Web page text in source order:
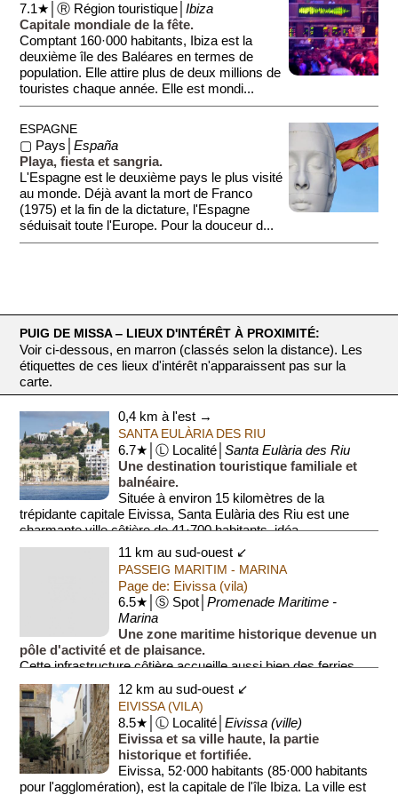
7.1★│Ⓡ Région touristique│Ibiza
Capitale mondiale de la fête.
Comptant 160·000 habitants, Ibiza est la
deuxième île des Baléares en termes de
population. Elle attire plus de deux millions de
touristes chaque année. Elle est mondi...
ESPAGNE
▢ Pays│España
Playa, fiesta et sangria.
L'Espagne est le deuxième pays le plus visité
au monde. Déjà avant la mort de Franco
(1975) et la fin de la dictature, l'Espagne
séduisait toute l'Europe. Pour la douceur d...
PUIG DE MISSA ‒ LIEUX D'INTÉRÊT À PROXIMITÉ:
Voir ci-dessous, en marron (classés selon la distance). Les
étiquettes de ces lieux d'intérêt n'apparaissent pas sur la
carte.
0,4 km à l'est →
SANTA EULÀRIA DES RIU
6.7★│Ⓛ Localité│Santa Eulària des Riu
Une destination touristique familiale et
balnéaire.
Située à environ 15 kilomètres de la
trépidante capitale Eivissa, Santa Eulària des Riu est une
charmante ville côtière de 41·700 habitants, idéa...
11 km au sud-ouest ↙
PASSEIG MARITIM - MARINA
Page de: Eivissa (vila)
6.5★│Ⓢ Spot│Promenade Maritime -
Marina
Une zone maritime historique devenue un
pôle d'activité et de plaisance.
Cette infrastructure côtière accueille aussi bien des ferries
que des yachts de luxe. Le quartier attenant est réputé pour ...
12 km au sud-ouest ↙
EIVISSA (VILA)
8.5★│Ⓛ Localité│Eivissa (ville)
Eivissa et sa ville haute, la partie
historique et fortifiée.
Eivissa, 52·000 habitants (85·000 habitants
pour l'agglomération), est la capitale de l'île Ibiza. La ville est